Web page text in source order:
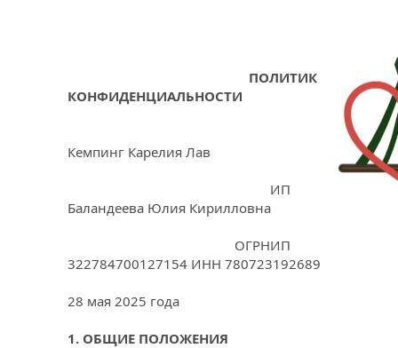
ПОЛИТИКА
КОНФИДЕНЦИАЛЬНОСТИ
Кемпинг Карелия Лав
Баландеева Юлия Кирилловна
322784700127154 ИНН 780723192689
28 мая 2025 года
1. ОБЩИЕ ПОЛОЖЕНИЯ